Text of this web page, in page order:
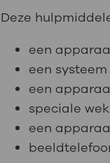
Deze
een
een
een
speciale
een